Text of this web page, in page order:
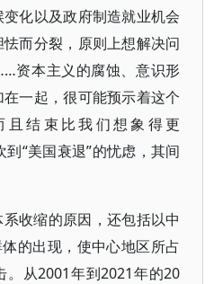
化以及政府制造就业机会
而分裂，原则上想解决问
资本主义的腐蚀、意识形
一起，很可能预示着这个
结束比我们想象得更
到“美国衰退”的忧虑，其间
收缩的原因，还包括以中
的出现，使中心地区所占
。从2001年到2021年的20